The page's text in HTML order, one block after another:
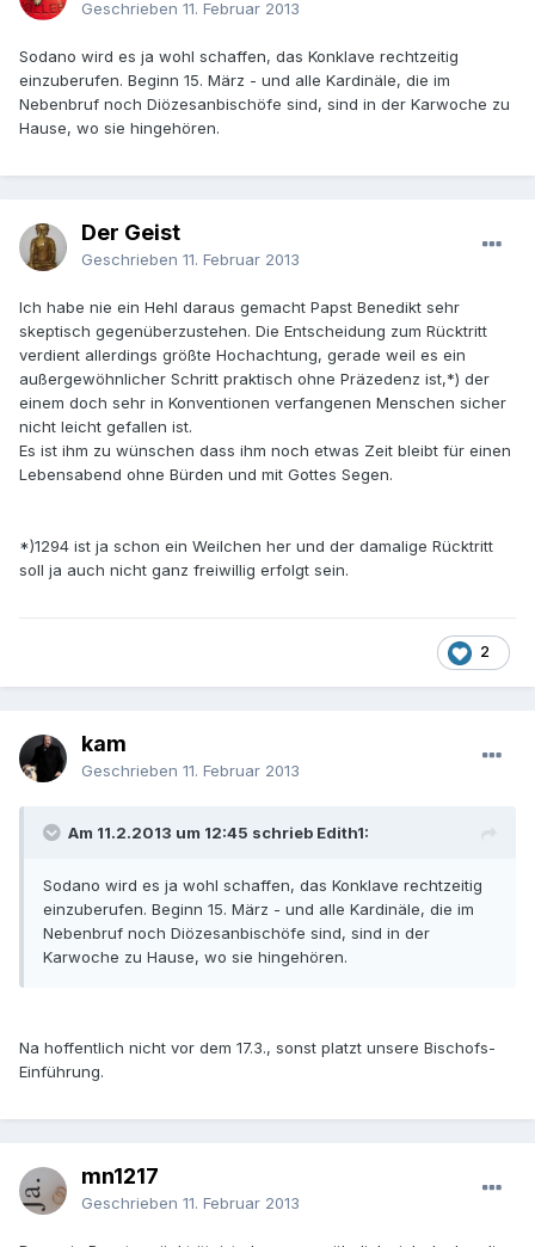
Geschrieben 11. Februar 2013
Sodano wird es ja wohl schaffen, das Konklave rechtzeitig
einzuberufen. Beginn 15. März - und alle Kardinäle, die im
Nebenbruf noch Diözesanbischöfe sind, sind in der Karwoche zu
Hause, wo sie hingehören.
Der Geist
Geschrieben 11. Februar 2013
Ich habe nie ein Hehl daraus gemacht Papst Benedikt sehr
skeptisch gegenüberzustehen. Die Entscheidung zum Rücktritt
verdient allerdings größte Hochachtung, gerade weil es ein
außergewöhnlicher Schritt praktisch ohne Präzedenz ist,*) der
einem doch sehr in Konventionen verfangenen Menschen sicher
nicht leicht gefallen ist.
Es ist ihm zu wünschen dass ihm noch etwas Zeit bleibt für einen
Lebensabend ohne Bürden und mit Gottes Segen.
*)1294 ist ja schon ein Weilchen her und der damalige Rücktritt
soll ja auch nicht ganz freiwillig erfolgt sein.
2
kam
Geschrieben 11. Februar 2013
Am 11.2.2013 um 12:45 schrieb Edith1:
Sodano wird es ja wohl schaffen, das Konklave rechtzeitig
einzuberufen. Beginn 15. März - und alle Kardinäle, die im
Nebenbruf noch Diözesanbischöfe sind, sind in der
Karwoche zu Hause, wo sie hingehören.
Na hoffentlich nicht vor dem 17.3., sonst platzt unsere Bischofs-
Einführung.
mn1217
Geschrieben 11. Februar 2013